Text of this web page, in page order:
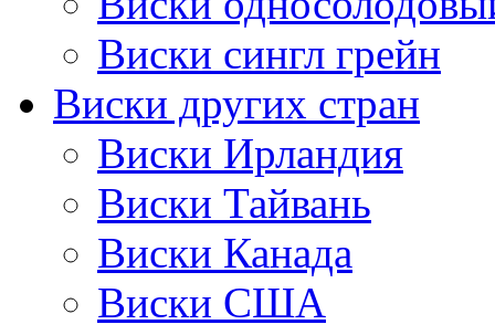
Виски сингл грейн
Виски других стран
Виски Ирландия
Виски Тайвань
Виски Канада
Виски США